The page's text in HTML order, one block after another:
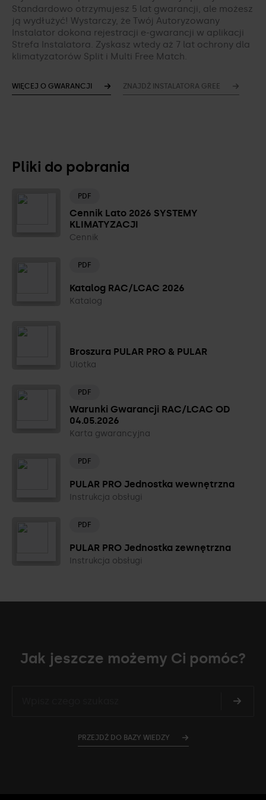
Standardowo otrzymujesz 5 lat gwarancji, ale możesz
ją wydłużyć! Wystarczy, że Twój Autoryzowany
Instalator dokona rejestracji e-gwarancji w aplikacji
Strefa Instalatora. Zyskasz wtedy aż 7 lat ochrony dla
klimatyzatorów Split i Multi Free Match.
WIĘCEJ O GWARANCJI ZNAJDŹ INSTALATORA GREE
Pliki do pobrania
PDF
Cennik Lato 2026 SYSTEMY
KLIMATYZACJI
Cennik
PDF
Katalog RAC/LCAC 2026
Katalog
Broszura PULAR PRO & PULAR
Ulotka
PDF
Warunki Gwarancji RAC/LCAC OD
04.05.2026
Karta gwarancyjna
PDF
PULAR PRO Jednostka wewnętrzna
Instrukcja obsługi
PDF
PULAR PRO Jednostka zewnętrzna
Instrukcja obsługi
Jak jeszcze możemy Ci pomóc?
PRZEJDŹ DO BAZY WIEDZY